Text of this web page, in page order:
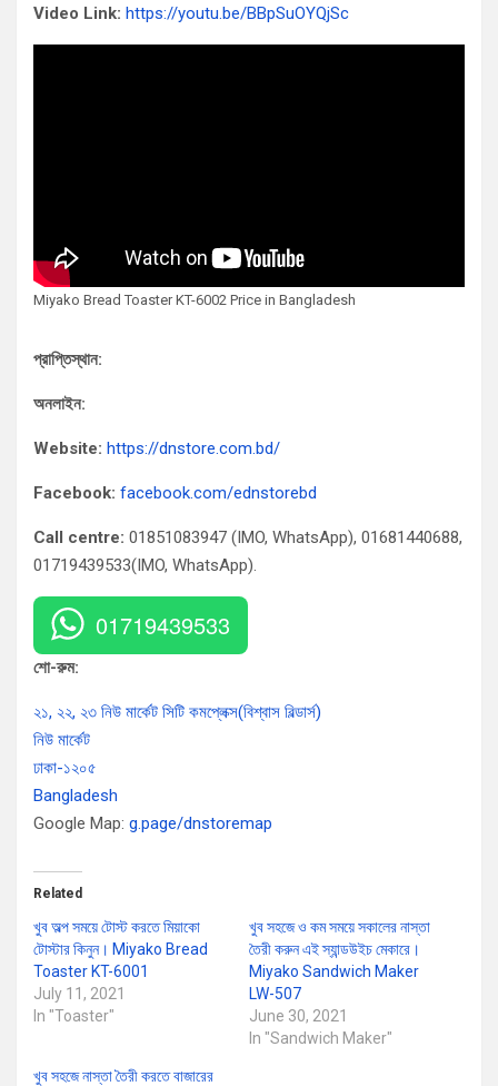
Video Link: https://youtu.be/BBpSuOYQjSc
Miyako Bread Toaster KT-6002 Price in Bangladesh
প্রাপ্তিস্থান:
অনলাইন:
Website: https://dnstore.com.bd/
Facebook: facebook.com/ednstorebd
Call centre: 01851083947 (IMO, WhatsApp), 01681440688,
01719439533(IMO, WhatsApp).
01719439533
শো-রুম:
২১, ২২, ২৩ নিউ মার্কেট সিটি কমপ্লেক্স(বিশ্বাস বিল্ডার্স)
নিউ মার্কেট
ঢাকা-১২০৫
Bangladesh
Google Map: g.page/dnstoremap
Related
খুব অল্প সময়ে টোস্ট করতে মিয়াকো
টোস্টার কিনুন। Miyako Bread
Toaster KT-6001
July 11, 2021
In "Toaster"
খুব সহজে ও কম সময়ে সকালের নাস্তা
তৈরী করুন এই স্যান্ডউইচ মেকারে।
Miyako Sandwich Maker
LW-507
June 30, 2021
In "Sandwich Maker"
খুব সহজে নাস্তা তৈরী করতে বাজারের